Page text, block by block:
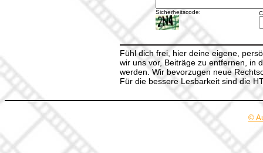
Sicherheitscode:
Fühl dich frei, hier deine eigene,
wir uns vor, Beiträge zu entfernen, in
werden. Wir bevorzugen neue
Für die bessere Lesbarkeit sind die
©